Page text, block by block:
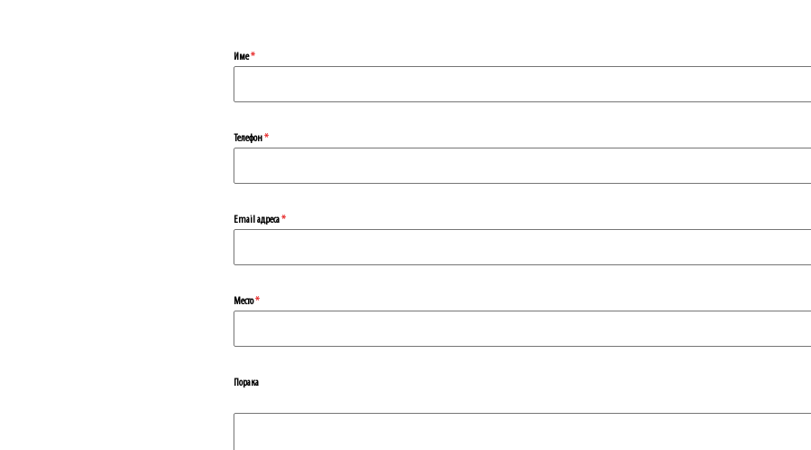
Име*
Телефон*
Еmail адреса*
Место*
Порака